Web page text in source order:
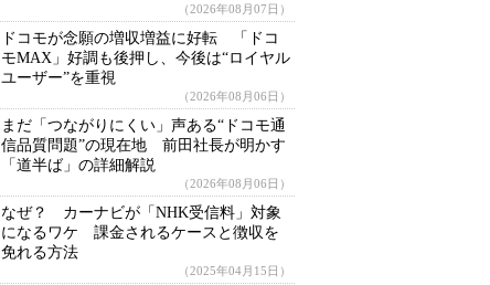
（2026年08月07日）
ドコモが念願の増収増益に好転 「ドコ
モMAX」好調も後押し、今後は“ロイヤル
ユーザー”を重視
（2026年08月06日）
まだ「つながりにくい」声ある“ドコモ通
信品質問題”の現在地 前田社長が明かす
「道半ば」の詳細解説
（2026年08月06日）
なぜ？ カーナビが「NHK受信料」対象
になるワケ 課金されるケースと徴収を
免れる方法
（2025年04月15日）